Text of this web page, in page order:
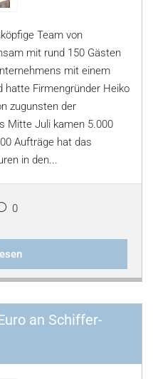
Team von
mit rund 150 Gästen
mit einem
Firmengründer Heiko
zugunsten der
Mitte Juli kamen 5.000
Aufträge hat das
in den...
0
an Schiffer-